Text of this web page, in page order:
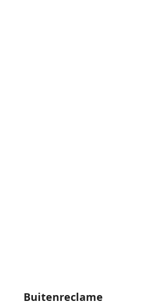
Buitenreclame